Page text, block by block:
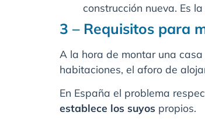
construcción nueva. Es
3 – Requisitos para
A la hora de montar una
habitaciones, el aforo de
En España el problema
establece los suyos propios.